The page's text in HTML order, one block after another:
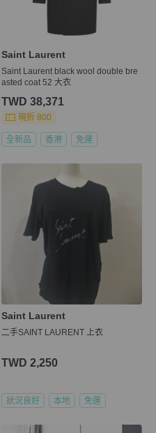
Saint Laurent
Saint Laurent black wool double bre
asted coat 52 大衣
TWD 38,371
現折 800
全新品 香港 免運
Saint Laurent
二手SAINT LAURENT 上衣
TWD 2,250
狀況良好 本地 免運